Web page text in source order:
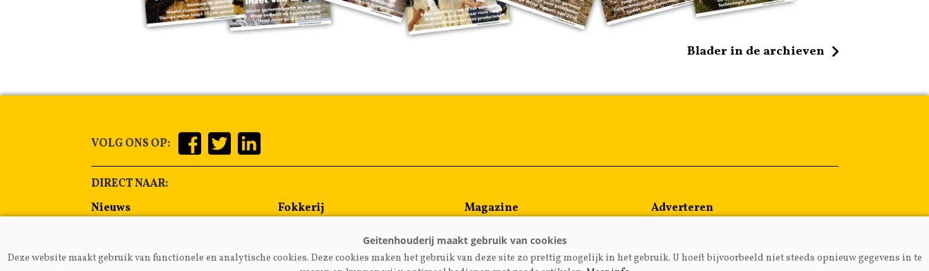
Blader in de archieven
VOLG ONS OP:
DIRECT NAAR:
Nieuws
Gezondheid
Fokkerij
Algemeen
Magazine
Adverteren
Over ons
Deze website maakt gebruik van functionele en analytische cookies. Deze cookies maken het gebruik van deze site zo prettig mogelijk in het gebruik. U hoeft bijvoorbeeld niet steeds opnieuw gegevens in te